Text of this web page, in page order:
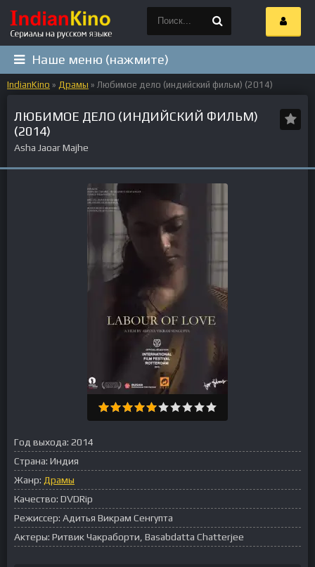
Наше меню (нажмите)
IndianKino » Драмы » Любимое дело (индийский фильм) (2014)
ЛЮБИМОЕ ДЕЛО (ИНДИЙСКИЙ ФИЛЬМ)
(2014)
Asha Jaoar Majhe
Год выхода: 2014
Страна: Индия
Жанр: Драмы
Качество: DVDRip
Режиссер: Адитья Викрам Сенгупта
Актеры: Ритвик Чакраборти, Basabdatta Chatterjee